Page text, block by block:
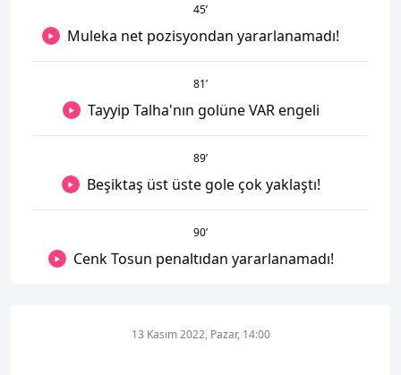
45’
Muleka net pozisyondan yararlanamadı!
81’
Tayyip Talha'nın golüne VAR engeli
89’
Beşiktaş üst üste gole çok yaklaştı!
90’
Cenk Tosun penaltıdan yararlanamadı!
13 Kasım 2022, Pazar, 14:00